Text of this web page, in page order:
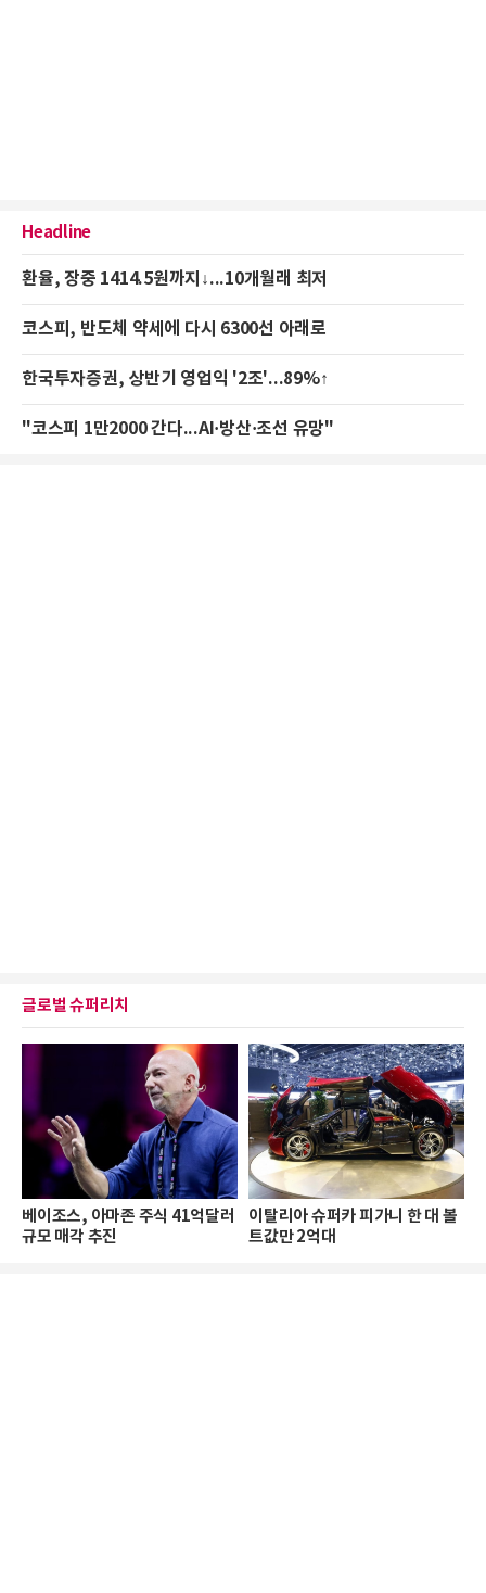
Headline
환율, 장중 1414.5원까지↓...10개월래 최저
코스피, 반도체 약세에 다시 6300선 아래로
한국투자증권, 상반기 영업익 '2조'...89%↑
"코스피 1만2000 간다...AI·방산·조선 유망"
글로벌 슈퍼리치
베이조스, 아마존 주식 41억달러
규모 매각 추진
이탈리아 슈퍼카 피가니 한 대 볼
트값만 2억대